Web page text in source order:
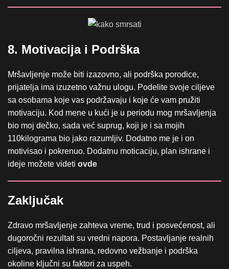
8. Motivacija i Podrška
Mršavljenje može biti izazovno, ali podrška porodice,
prijatelja ima izuzetno važnu ulogu. Podelite svoje ciljeve
sa osobama koje vas podržavaju i koje će vam pružiti
motivaciju. Kod mene u kući je u periodu mog mršavljenja
bio moj dečko, sada već suprug, koji je i sa mojih
110kilograma bio jako razumljiv. Dodatno me je i on
motivisao i pokrenuo. Dodatnu moticaciju, plan ishrane i
ideje možete videti ovde
Zaključak
Zdravo mršavljenje zahteva vreme, trud i posvećenost, ali
dugoročni rezultati su vredni napora. Postavljanje realnih
ciljeva, pravilna ishrana, redovno vežbanje i podrška
okoline ključni su faktori za uspeh.